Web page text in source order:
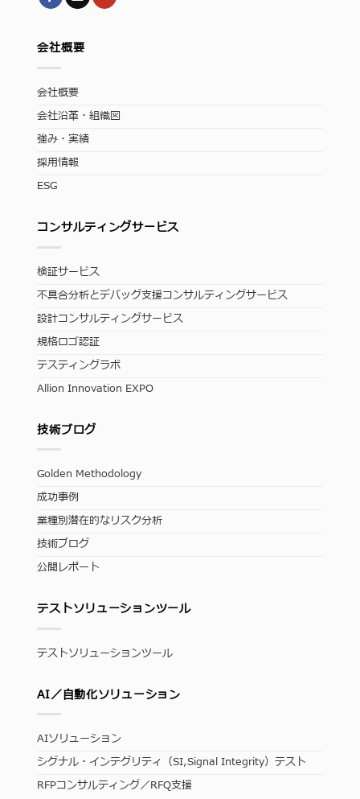
会社概要
会社概要
会社沿革・組織図
強み・実績
採用情報
ESG
コンサルティングサービス
検証サービス
不具合分析とデバッグ支援コンサルティングサービス
設計コンサルティングサービス
規格ロゴ認証
テスティングラボ
Allion Innovation EXPO
技術ブログ
Golden Methodology
成功事例
業種別潜在的なリスク分析
技術ブログ
公開レポート
テストソリューションツール
テストソリューションツール
AI／自動化ソリューション
AIソリューション
シグナル・インテグリティ（SI,Signal Integrity）テスト
RFPコンサルティング／RFQ支援